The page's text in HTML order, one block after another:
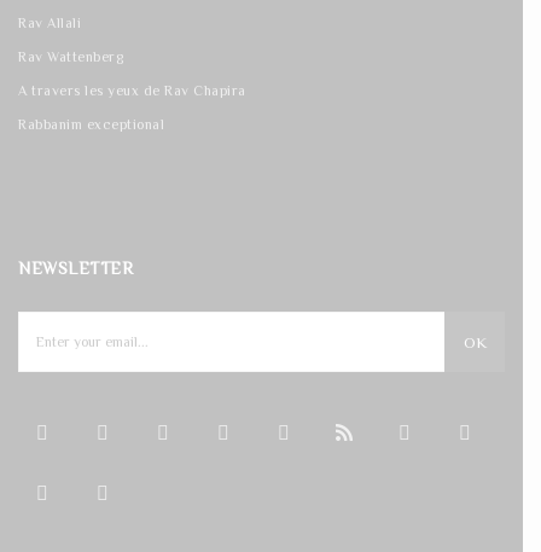
Rav Allali
Rav Wattenberg
A travers les yeux de Rav Chapira
Rabbanim exceptional
NEWSLETTER
OK